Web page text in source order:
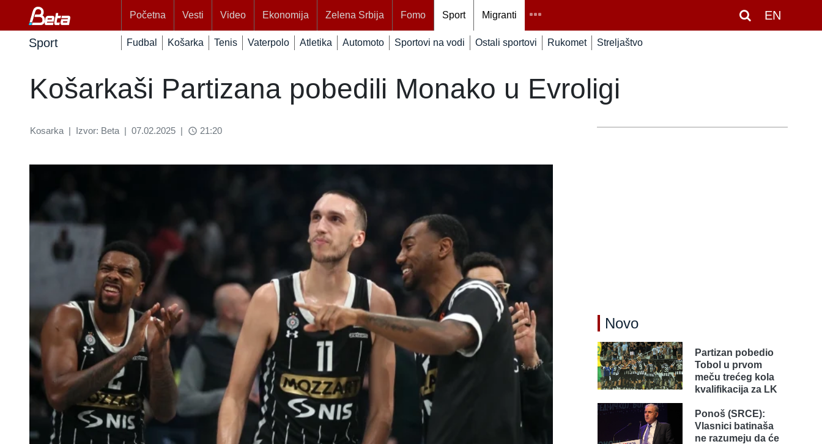
EN
Početna Vesti Video Ekonomija Zelena Srbija Fomo Sport Migranti
Sport Fudbal Košarka Tenis Vaterpolo Atletika Automoto Sportovi na vodi Ostali sportovi Rukomet Streljaštvo
Košarkaši Partizana pobedili Monako u Evroligi
Kosarka | Izvor: Beta | 07.02.2025 | access_time 21:20
Novo
Partizan pobedio
Tobol u prvom
meču trećeg kola
kvalifikacija za LK
Ponoš (SRCE):
Vlasnici batinaša
ne razumeju da će